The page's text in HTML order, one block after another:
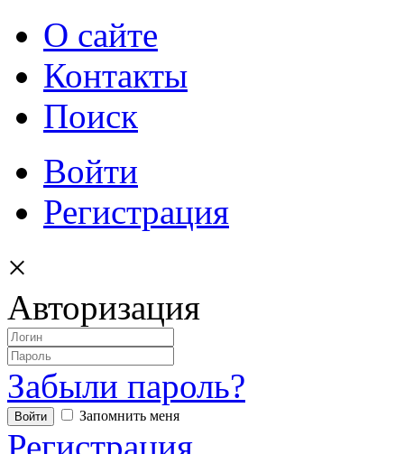
О сайте
Контакты
Поиск
Войти
Регистрация
×
Авторизация
Забыли пароль?
Запомнить меня